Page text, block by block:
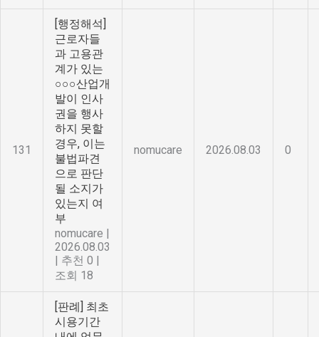
131
[행정해석]
근로자들
과 고용관
계가 있는
○○○산업개
발이 인사
권을 행사
하지 못할
경우, 이는
불법파견
으로 판단
될 소지가
있는지 여
부
nomucare |
2026.08.03
| 추천 0 |
조회 18
nomucare 2026.08.03 0
[판례] 최초
시용기간